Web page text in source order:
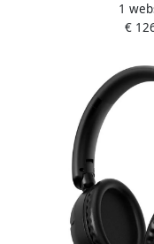
25.9 VAC | 10000
Zwart
1
€